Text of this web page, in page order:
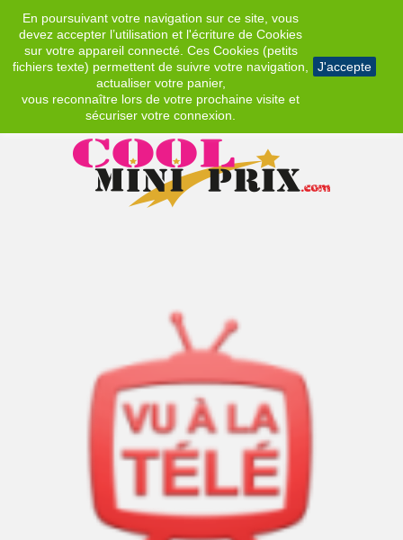
En poursuivant votre navigation sur ce site, vous
devez accepter l’utilisation et l'écriture de Cookies
sur votre appareil connecté. Ces Cookies (petits
fichiers texte) permettent de suivre votre navigation,
actualiser votre panier,
vous reconnaître lors de votre prochaine visite et
sécuriser votre connexion.
J'accepte
EUR